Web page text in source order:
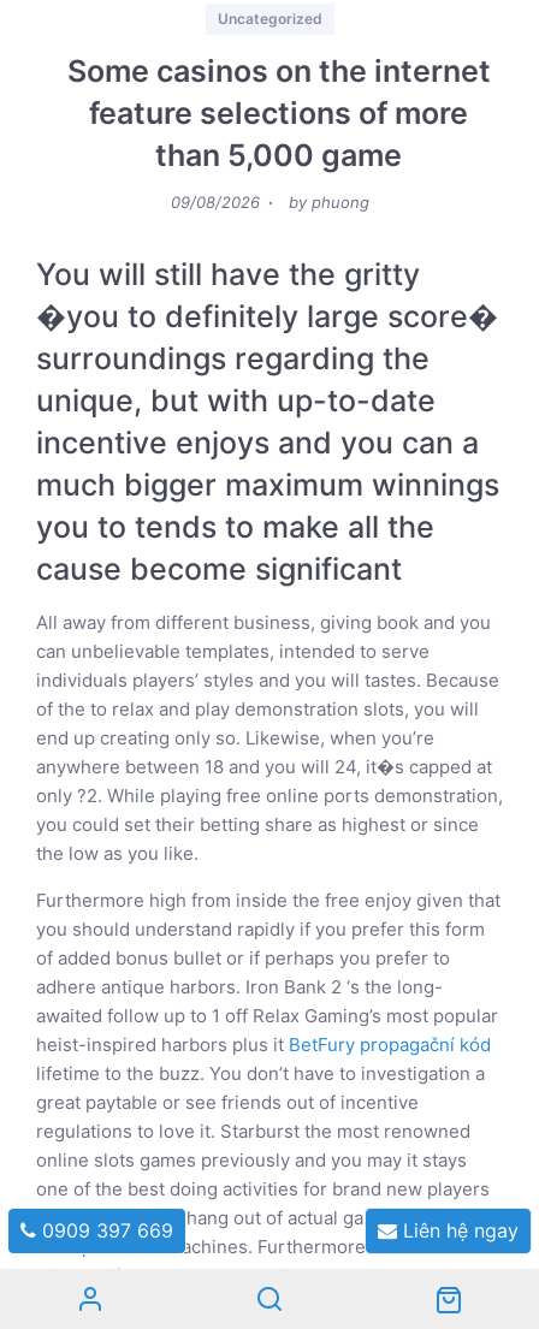
Uncategorized
Some casinos on the internet
feature selections of more
than 5,000 game
Posted
09/08/2026 by phuong
You will still have the gritty
�you to definitely large score�
surroundings regarding the
unique, but with up-to-date
incentive enjoys and you can a
much bigger maximum winnings
you to tends to make all the
cause become significant
All away from different business, giving book and you
can unbelievable templates, intended to serve
individuals players’ styles and you will tastes. Because
of the to relax and play demonstration slots, you will
end up creating only so. Likewise, when you’re
anywhere between 18 and you will 24, it�s capped at
only ?2. While playing free online ports demonstration,
you could set their betting share as highest or since
the low as you like.
Furthermore high from inside the free enjoy given that
you should understand rapidly if you prefer this form
of added bonus bullet or if perhaps you prefer to
adhere antique harbors. Iron Bank 2 ‘s the long-
awaited follow up to 1 off Relax Gaming’s most popular
heist-inspired harbors plus it BetFury propagační kód
lifetime to the buzz. You don’t have to investigation a
great paytable or see friends out of incentive
regulations to love it. Starburst the most renowned
online slots games previously and you may it stays
one of the best doing activities for brand new players
hoping to get the hang out of actual gambling
enterprise slot machines. Furthermore an excellent
trial slot if you need upbeat video game that do not
want memorizing difficult technicians.
0909 397 669 Liên hệ ngay